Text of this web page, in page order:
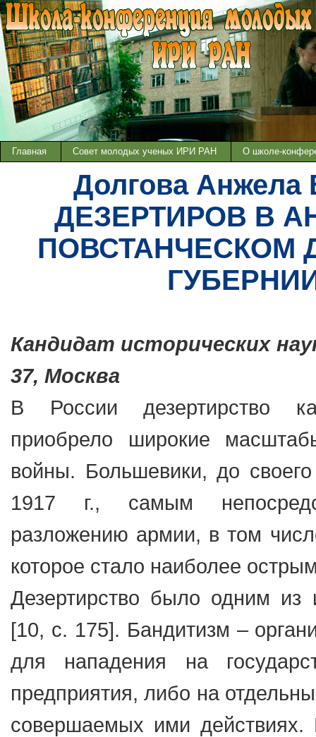
Главная Совет молодых ученых ИРИ РАН О школе-
Долгова
ДЕЗЕРТИРОВ В
ПОВСТАНЧЕСКОМ
ГУБЕРНИИ
Кандидат исторических
37, Москва
В России дезертирство
приобрело широкие
войны. Большевики, до
1917 г., самым
разложению армии, в том
которое стало наиболее
Дезертирство было одним из
[10, с. 175]. Бандитизм –
для нападения на
предприятия, либо на
совершаемых ими